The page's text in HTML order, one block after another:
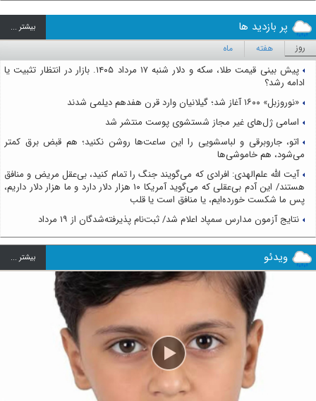
پر بازدید ها بيشتر ...
روز هفته ماه
پیش بینی قیمت طلا، سکه و دلار شنبه ۱۷ مرداد ۱۴۰۵. بازار در انتظار تثبیت یا
ادامه رشد؟
«نوروزبل» ۱۶۰۰ آغاز شد؛ گیلانیان وارد قرن هفدهم دیلمی شدند
اسامی ژل‌های غیر مجاز شستشوی پوست منتشر شد
اتو، جاروبرقی و لباسشویی را این ساعت‌ها روشن نکنید؛ هم قبض برق کمتر
می‌شود، هم خاموشی‌ها
آیت الله علم‌الهدی: افرادی که می‌گویند جنگ را تمام کنید، بی‌عقل مریض و منافق
هستند/ این آدم بی‌عقلی که می‌گوید آمریکا ۱۰ هزار دلار دارد و ما هزار دلار داریم،
پس ما شکست خورده‌ایم، یا منافق است یا قلب
نتایج آزمون مدارس سمپاد اعلام شد/ ثبت‌نام پذیرفته‌شدگان از ۱۹ مرداد
ویدئو بيشتر ...